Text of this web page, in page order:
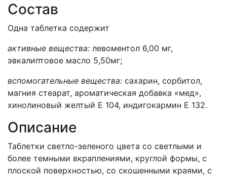
Состав
Одна таблетка содержит
активные вещества: левоментол 6,00 мг,
эвкалиптовое масло 5,50мг;
вспомогательные вещества: сахарин, сорбитол,
магния стеарат, ароматическая добавка «мед»,
хинолиновый желтый Е 104, индигокармин Е 132.
Описание
Таблетки светло-зеленого цвета со светлыми и
более темными вкраплениями, круглой формы, с
плоской поверхностью, со скошенными краями, с